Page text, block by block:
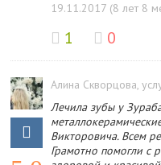
19.11.2017 (8 лет 8
1 0
Алина Скворцова,
Лечила зубы у
Викторовича. Всем
Грамотно помогли с